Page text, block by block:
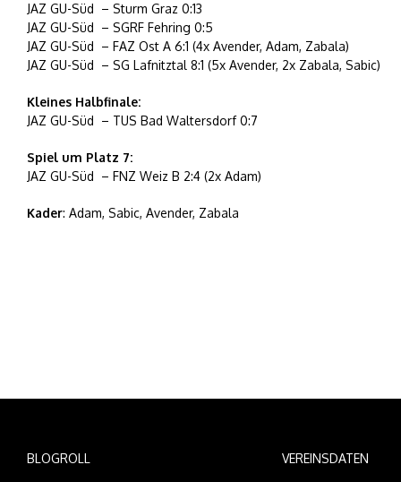
JAZ GU-Süd – Sturm Graz 0:13
JAZ GU-Süd – SGRF Fehring 0:5
JAZ GU-Süd – FAZ Ost A 6:1 (4x Avender, Adam, Zabala)
JAZ GU-Süd – SG Lafnitztal 8:1 (5x Avender, 2x Zabala, Sabic)
Kleines Halbfinale:
JAZ GU-Süd – TUS Bad Waltersdorf 0:7
Spiel um Platz 7:
JAZ GU-Süd – FNZ Weiz B 2:4 (2x Adam)
Kader: Adam, Sabic, Avender, Zabala
BLOGROLL VEREINSDATEN